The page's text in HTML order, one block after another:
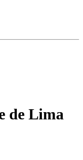
de Lima